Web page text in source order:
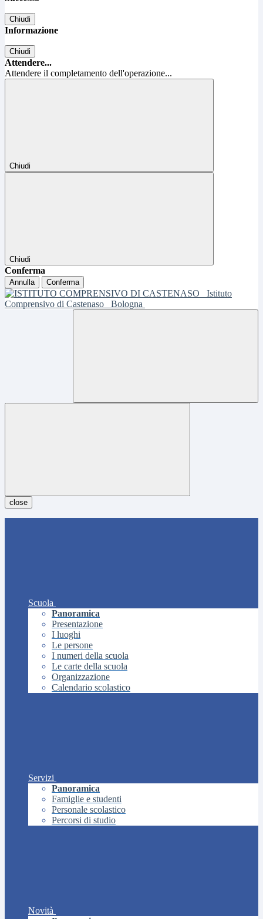
Chiudi
Informazione
Chiudi
Attendere...
Attendere il completamento dell'operazione...
Chiudi
Chiudi
Conferma
Annulla Conferma
Istituto
Comprensivo di Castenaso
Bologna
close
Scuola
Panoramica
Presentazione
I luoghi
Le persone
I numeri della scuola
Le carte della scuola
Organizzazione
Calendario scolastico
Servizi
Panoramica
Famiglie e studenti
Personale scolastico
Percorsi di studio
Novità